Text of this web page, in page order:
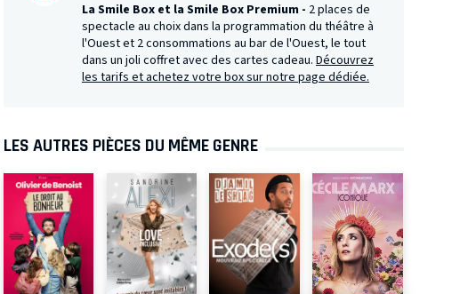
La Smile Box et la Smile Box Premium - 2 places de
spectacle au choix dans la programmation du théâtre à
l'Ouest et 2 consommations au bar de l'Ouest, le tout
dans un joli coffret avec des cartes cadeau. Découvrez
les tarifs et achetez votre box sur notre page dédiée.
LES AUTRES PIÈCES DU MÊME GENRE